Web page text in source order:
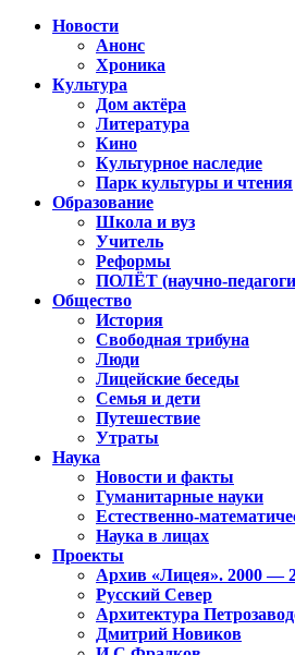
Новости
Анонс
Хроника
Культура
Дом актёра
Литература
Кино
Культурное наследие
Парк культуры и чтения
Образование
Школа и вуз
Учитель
Реформы
ПОЛЁТ (научно-
Общество
История
Свободная трибуна
Люди
Лицейские беседы
Семья и дети
Путешествие
Утраты
Наука
Новости и факты
Гуманитарные науки
Естественно-
Наука в лицах
Проекты
Архив «Лицея». 2000 —
Русский Север
Архитектура
Дмитрий Новиков